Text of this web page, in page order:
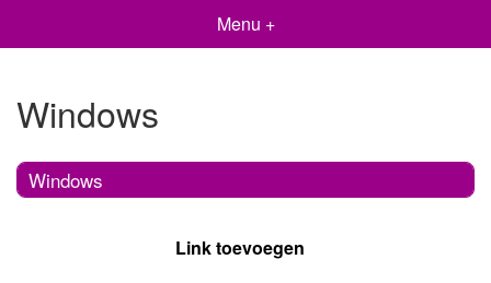
Menu +
Windows
Windows
Link toevoegen